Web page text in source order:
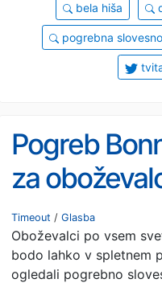
bela hiša
pogrebna
Pogreb
za
svetu prek
Timeout / Glasba
Oboževalci po vsem
bodo lahko v spletnem
ogledali pogrebno